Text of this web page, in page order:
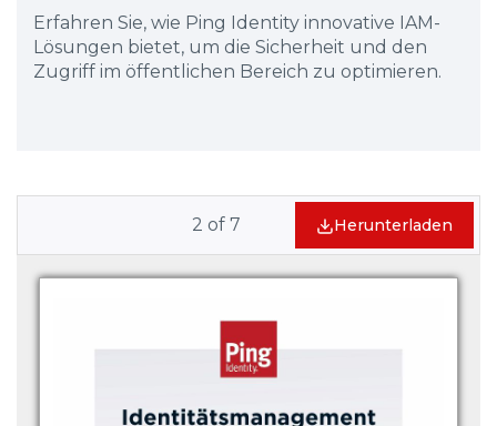
Erfahren Sie, wie Ping Identity innovative IAM-
Lösungen bietet, um die Sicherheit und den
Zugriff im öffentlichen Bereich zu optimieren.
2 of 7 Herunterladen